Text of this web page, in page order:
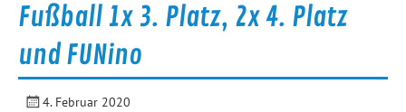
Fußball 1x 3. Platz, 2x 4. Platz
und FUNino
4. Februar 2020